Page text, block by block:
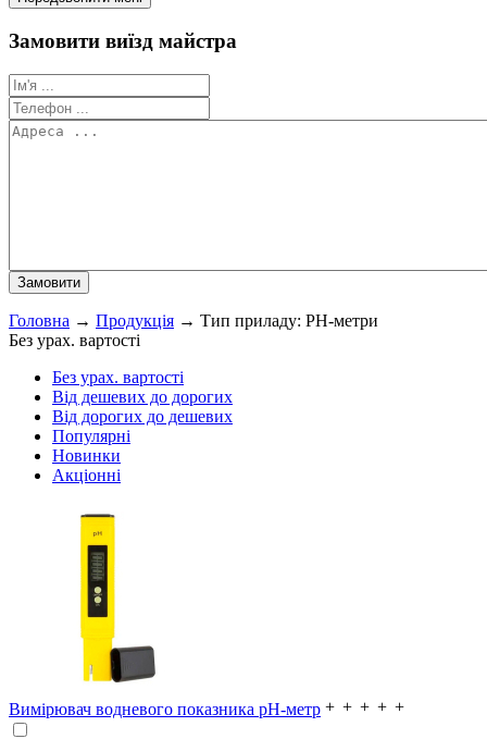
Замовити виїзд майстра
Головна → Продукція → Тип приладу: PH-метри
Без урах. вартості
Без урах. вартості
Від дешевих до дорогих
Від дорогих до дешевих
Популярні
Новинки
Акціонні
Вимірювач водневого показника pH-метр